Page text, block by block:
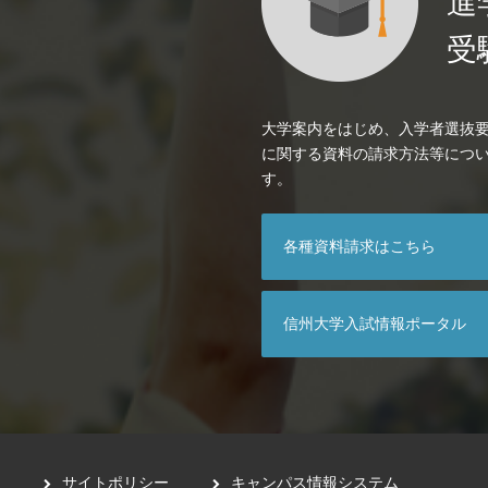
受
大学案内をはじめ、入学者選抜
に関する資料の請求方法等につ
す。
各種資料請求はこちら
信州大学入試情報ポータル
サイトポリシー キャンパス情報システム